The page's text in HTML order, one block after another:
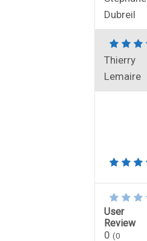
Dubreil
Thierry
Lemaire
User
Review
0 (0